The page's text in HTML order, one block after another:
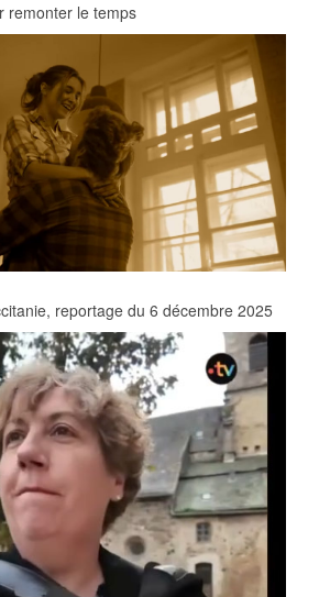
remonter le temps
reportage du 6 décembre 2025